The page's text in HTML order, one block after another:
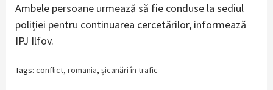
Ambele persoane urmează să fie conduse la sediul
poliției pentru continuarea cercetărilor, informează
IPJ Ilfov.
Tags: conflict, romania, șicanări în trafic